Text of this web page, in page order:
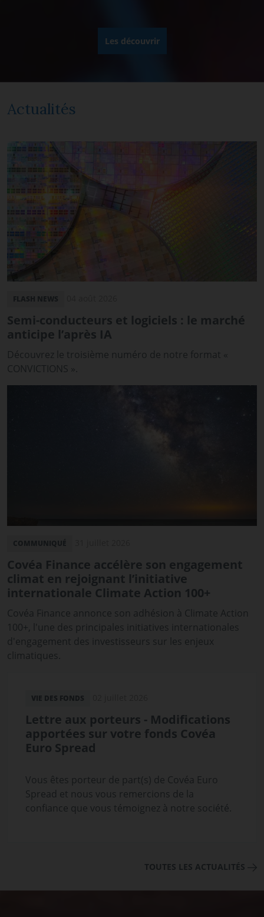
Les découvrir
Actualités
Semi-conducteurs et logiciels : le marché
anticipe l’après IA
Découvrez le troisième numéro de notre format «
CONVICTIONS ».
Covéa Finance accélère son engagement
climat en rejoignant l’initiative
internationale Climate Action 100+
Covéa Finance annonce son adhésion à Climate Action
100+, l'une des principales initiatives internationales
d'engagement des investisseurs sur les enjeux
climatiques.
VIE DES FONDS
Lettre aux porteurs - Modifications
apportées sur votre fonds Covéa
Euro Spread
Vous êtes porteur de part(s) de Covéa Euro
Spread et nous vous remercions de la
confiance que vous témoignez à notre société.
TOUTES LES ACTUALITÉS